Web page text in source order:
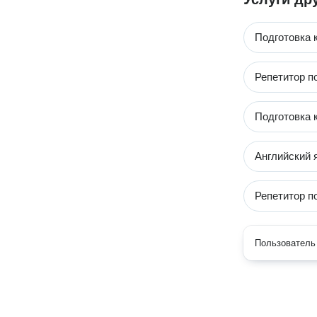
Подготовка
Репетитор
Подготовка
Английский
Репетитор